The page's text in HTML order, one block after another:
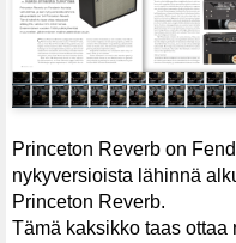
Princeton Reverb on
nykyversioista lähinnä
Princeton Reverb.
Tämä kaksikko taas ottaa